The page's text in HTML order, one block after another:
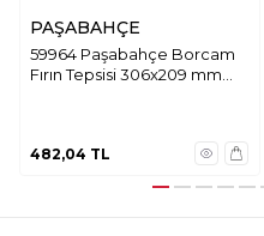
PAŞABAHÇE
59964 Paşabahçe Borcam
Fırın Tepsisi 306x209 mm
482,04 TL